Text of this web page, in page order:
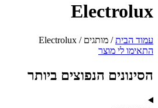
Electrolux
עמוד הבית/ מותגים / Electrolux
התאימו לי מוצר
הסינונים הנפוצים ביותר